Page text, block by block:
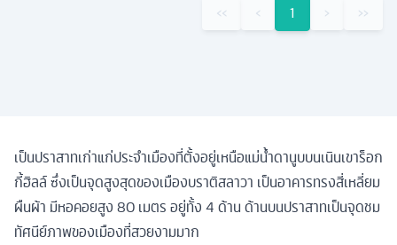
‹‹ ‹ 1 › ››
เป็นปราสาทเก่าแก่ประจำเมืองที่ตั้งอยู่เหนือแม่น้ำดานูบบนเนินเขาร็อก
กี้ฮิลล์ ซึ่งเป็นจุดสูงสุดของเมืองบราติสลาวา เป็นอาคารทรงสี่เหลี่ยม
ผืนผ้า มีหอคอยสูง 80 เมตร อยู่ทั้ง 4 ด้าน ด้านบนปราสาทเป็นจุดชม
ทัศนีย์ภาพของเมืองที่สวยงามมาก